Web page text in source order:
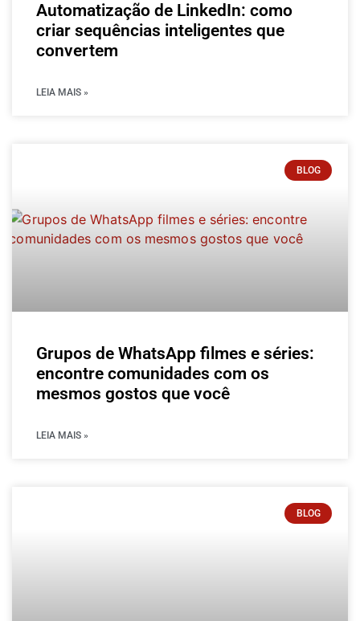
Automatização de LinkedIn: como
criar sequências inteligentes que
convertem
LEIA MAIS »
BLOG
Grupos de WhatsApp filmes e séries:
encontre comunidades com os
mesmos gostos que você
LEIA MAIS »
BLOG